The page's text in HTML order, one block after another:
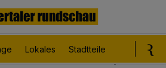
Lokales Stadtteile